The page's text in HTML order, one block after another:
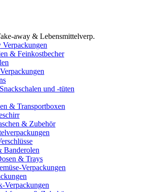
away & Lebensmittelverp.
Verpackungen
& Feinkostbecher
und -tüten
& Transportboxen
& Zubehör
Banderolen
& Trays
Verpackungen
Verpackungen